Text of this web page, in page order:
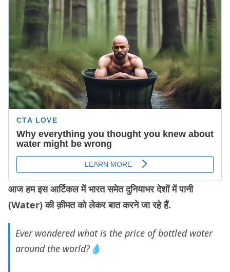
आज हम इस आर्टिकल में भारत समेत दुनियाभर देशों में पानी
(Water) की क़ीमत को लेकर बात करने जा रहे हैं.
Ever wondered what is the price of bottled water
around the world?💧